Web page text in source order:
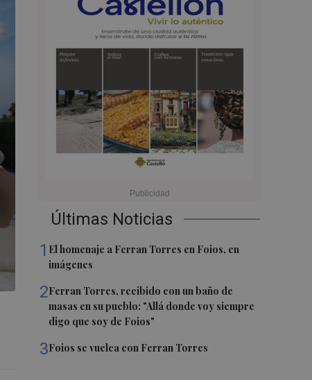
Últimas Noticias
1 El homenaje a Ferran Torres en Foios, en
imágenes
2Ferran Torres, recibido con un baño de
masas en su pueblo: "Allá donde voy siempre
digo que soy de Foios"
3Foios se vuelca con Ferran Torres